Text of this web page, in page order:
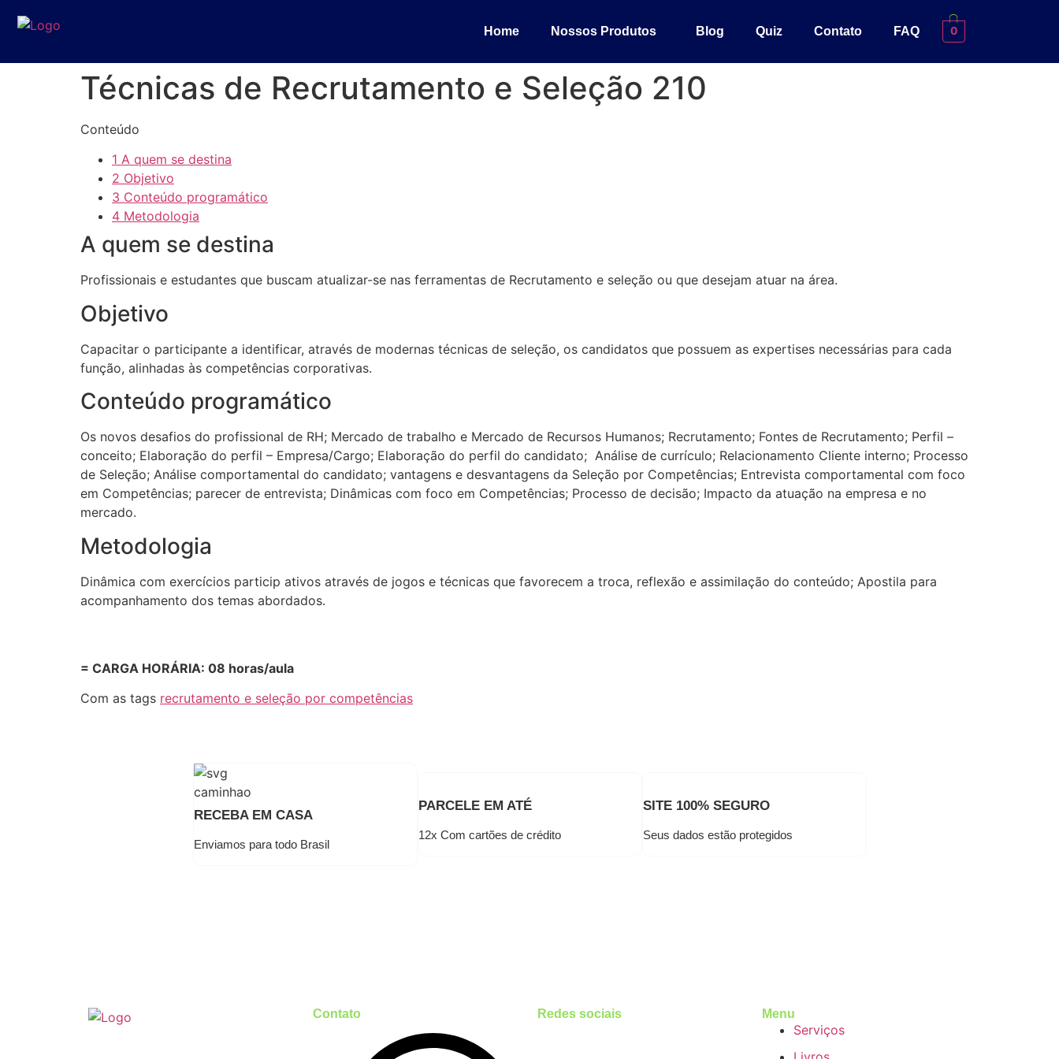
Home Nossos Produtos Blog Quiz Contato FAQ 0
Técnicas de Recrutamento e Seleção 210
Conteúdo
1 A quem se destina
2 Objetivo
3 Conteúdo programático
4 Metodologia
A quem se destina
Profissionais e estudantes que buscam atualizar-se nas ferramentas de Recrutamento e seleção ou que desejam atuar na área.
Objetivo
Capacitar o participante a identificar, através de modernas técnicas de seleção, os candidatos que possuem as expertises necessárias para cada
função, alinhadas às competências corporativas.
Conteúdo programático
Os novos desafios do profissional de RH; Mercado de trabalho e Mercado de Recursos Humanos; Recrutamento; Fontes de Recrutamento; Perfil –
conceito; Elaboração do perfil – Empresa/Cargo; Elaboração do perfil do candidato; Análise de currículo; Relacionamento Cliente interno; Processo
de Seleção; Análise comportamental do candidato; vantagens e desvantagens da Seleção por Competências; Entrevista comportamental com foco
em Competências; parecer de entrevista; Dinâmicas com foco em Competências; Processo de decisão; Impacto da atuação na empresa e no
mercado.
Metodologia
Dinâmica com exercícios particip ativos através de jogos e técnicas que favorecem a troca, reflexão e assimilação do conteúdo; Apostila para
acompanhamento dos temas abordados.
= CARGA HORÁRIA: 08 horas/aula
Com as tags recrutamento e seleção por competências
RECEBA EM CASA
Enviamos para todo Brasil
PARCELE EM ATÉ
12x Com cartões de crédito
SITE 100% SEGURO
Seus dados estão protegidos
Contato Redes sociais Menu
Serviços